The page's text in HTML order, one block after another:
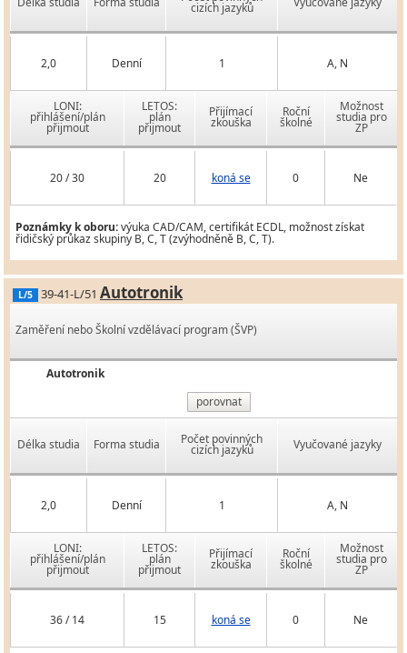
cizích jazyků
2,0 Denní 1 A, N
LONI:
přihlášení/plán
přijmout
LETOS:
plán
přijmout
Přijímací
zkouška
Roční
školné
Možnost
studia pro
ZP
20 / 30 20 koná se 0 Ne
Poznámky k oboru:výuka CAD/CAM, certifikát ECDL, možnost získat
řidičský průkaz skupiny B, C, T (zvýhodněně B, C, T).
L/5 39-41-L/51 Autotronik
Zaměření nebo Školní vzdělávací program (ŠVP)
Autotronik
porovnat
Délka studia Forma studia Počet povinných
cizích jazyků Vyučované jazyky
2,0 Denní 1 A, N
LONI:
přihlášení/plán
přijmout
LETOS:
plán
přijmout
Přijímací
zkouška
Roční
školné
Možnost
studia pro
ZP
36 / 14 15 koná se 0 Ne